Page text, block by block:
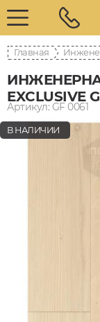
Главная
EXCLUSIVE
Артикул: GF 0061
В НАЛИЧИИ